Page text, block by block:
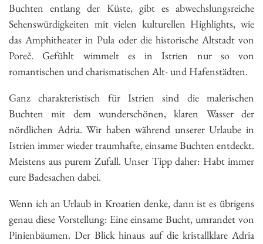
Buchten entlang der Küste, gibt es abwechslungsreiche
Sehenswürdigkeiten mit vielen kulturellen Highlights, wie
das Amphitheater in Pula oder die historische Altstadt von
Poreč. Gefühlt wimmelt es in Istrien nur so von
romantischen und charismatischen Alt- und Hafenstädten.
Ganz charakteristisch für Istrien sind die malerischen
Buchten mit dem wunderschönen, klaren Wasser der
nördlichen Adria. Wir haben während unserer Urlaube in
Istrien immer wieder traumhafte, einsame Buchten entdeckt.
Meistens aus purem Zufall. Unser Tipp daher: Habt immer
eure Badesachen dabei.
Wenn ich an Urlaub in Kroatien denke, dann ist es übrigens
genau diese Vorstellung: Eine einsame Bucht, umrandet von
Pinienbäumen. Der Blick hinaus auf die kristallklare Adria